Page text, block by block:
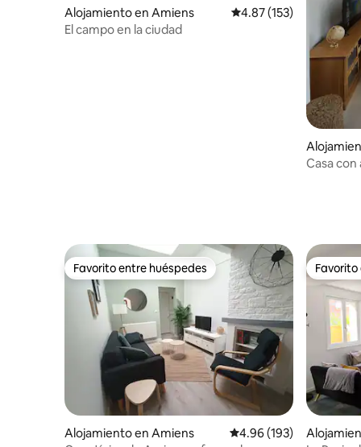
Alojamiento en Amiens Calificación promedio:
4.87 (153)
El campo en la ciudad
tz
Casa
Favorito entre huéspedes
Favorito entre huéspedes
Alojamiento en Amiens Calificación promedio:
4.96 (193)
Favorito